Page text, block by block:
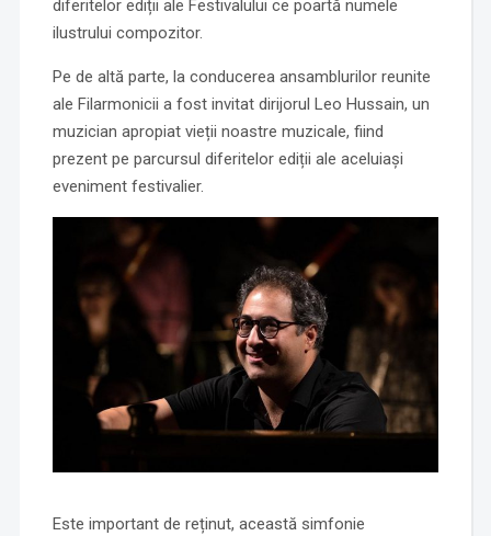
diferitelor ediții ale Festivalului ce poartă numele
ilustrului compozitor.
Pe de altă parte, la conducerea ansamblurilor reunite
ale Filarmonicii a fost invitat dirijorul Leo Hussain, un
muzician apropiat vieții noastre muzicale, fiind
prezent pe parcursul diferitelor ediții ale aceluiași
eveniment festivalier.
Este important de reținut, această simfonie